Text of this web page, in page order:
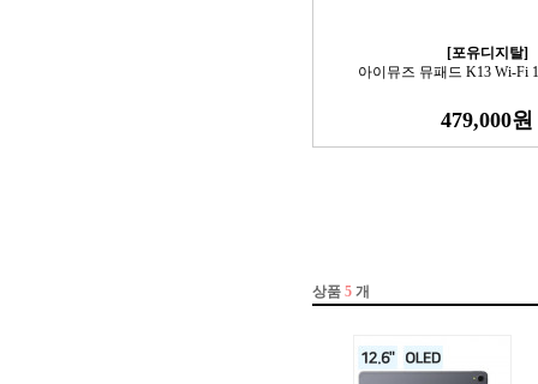
[포유디지탈]
아이뮤즈 뮤패드 K13 Wi-Fi
479,000원